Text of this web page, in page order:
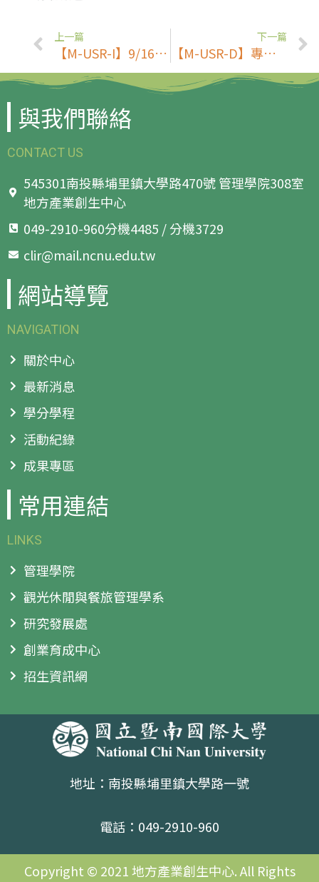
上一篇
【M-USR-I】9/16-我的學思之路:日系師生共學沙龍2
下一篇
【M-USR-D】專題演講：大學創生企業與團隊合作
與我們聯絡
CONTACT US
545301南投縣埔里鎮大學路470號 管理學院308室
地方產業創生中心
049-2910-960分機4485 / 分機3729
clir@mail.ncnu.edu.tw
網站導覽
NAVIGATION
關於中心
最新消息
學分學程
活動紀錄
成果專區
常用連結
LINKS
管理學院
觀光休閒與餐旅管理學系
研究發展處
創業育成中心
招生資訊網
地址：南投縣埔里鎮大學路一號
電話：049-2910-960
Copyright © 2021 地方產業創生中心. All Rights